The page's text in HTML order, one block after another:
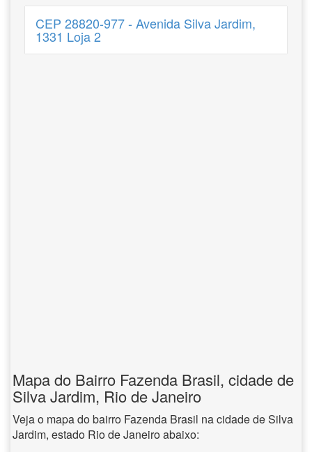
CEP 28820-977 - Avenida Silva Jardim,
1331 Loja 2
Mapa do Bairro Fazenda Brasil, cidade de
Silva Jardim, Rio de Janeiro
Veja o mapa do bairro Fazenda Brasil na cidade de Silva
Jardim, estado Rio de Janeiro abaixo: